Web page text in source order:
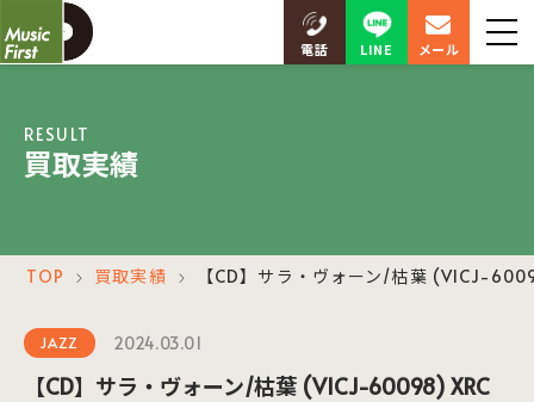
電話 LINE メール
RESULT
買取実績
TOP ＞ 買取実績 ＞ 【CD】サラ・ヴォーン/枯葉 (VICJ-
JAZZ 2024.03.01
【CD】サラ・ヴォーン/枯葉 (VICJ-60098) XRC